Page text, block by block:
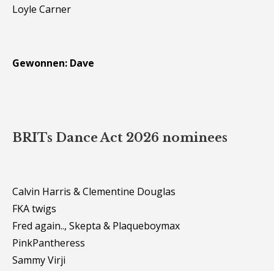
Loyle Carner
Gewonnen: Dave
BRITs Dance Act 2026 nominees
Calvin Harris & Clementine Douglas
FKA twigs
Fred again.., Skepta & Plaqueboymax
PinkPantheress
Sammy Virji